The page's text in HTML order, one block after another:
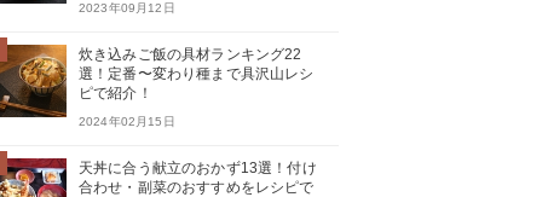
2023年09月12日
炊き込みご飯の具材ランキング22
選！定番〜変わり種まで具沢山レシ
ピで紹介！
2024年02月15日
天丼に合う献立のおかず13選！付け
合わせ・副菜のおすすめをレシピで